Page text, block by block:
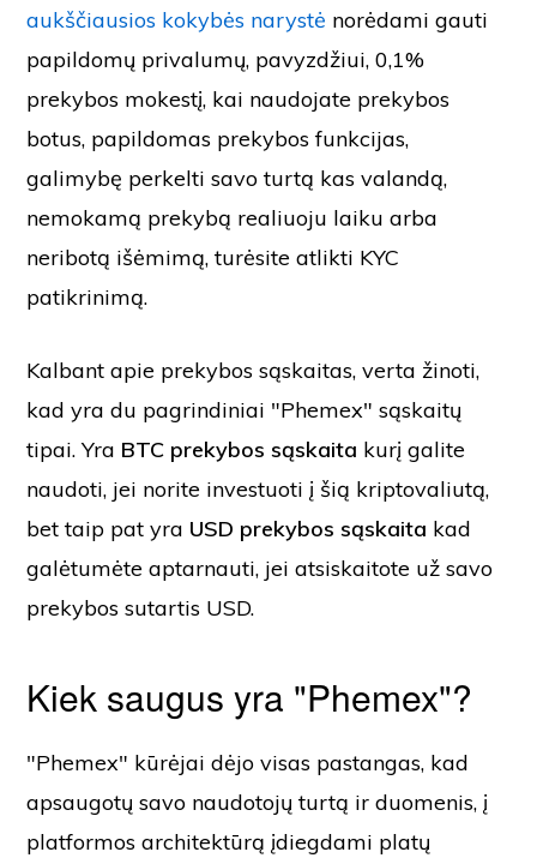
aukščiausios kokybės narystė norėdami gauti
papildomų privalumų, pavyzdžiui, 0,1%
prekybos mokestį, kai naudojate prekybos
botus, papildomas prekybos funkcijas,
galimybę perkelti savo turtą kas valandą,
nemokamą prekybą realiuoju laiku arba
neribotą išėmimą, turėsite atlikti KYC
patikrinimą.
Kalbant apie prekybos sąskaitas, verta žinoti,
kad yra du pagrindiniai "Phemex" sąskaitų
tipai. Yra BTC prekybos sąskaita kurį galite
naudoti, jei norite investuoti į šią kriptovaliutą,
bet taip pat yra USD prekybos sąskaita kad
galėtumėte aptarnauti, jei atsiskaitote už savo
prekybos sutartis USD.
Kiek saugus yra "Phemex"?
"Phemex" kūrėjai dėjo visas pastangas, kad
apsaugotų savo naudotojų turtą ir duomenis, į
platformos architektūrą įdiegdami platų